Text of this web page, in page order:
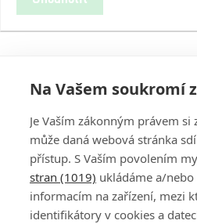
DISKUZE
Na Vašem soukromí
Je Vaším zákonným právem
může daná webová stránka
přístup. S Vaším povolením
stran (1019) ukládáme a/
informacím na zařízení, mezi
identifikátory v cookies a